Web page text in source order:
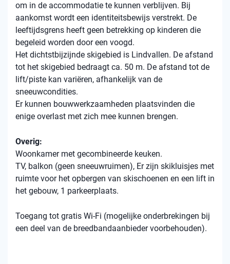
om in de accommodatie te kunnen verblijven. Bij
aankomst wordt een identiteitsbewijs verstrekt. De
leeftijdsgrens heeft geen betrekking op kinderen die
begeleid worden door een voogd.
Het dichtstbijzijnde skigebied is Lindvallen. De afstand
tot het skigebied bedraagt ca. 50 m. De afstand tot de
lift/piste kan variëren, afhankelijk van de
sneeuwcondities.
Er kunnen bouwwerkzaamheden plaatsvinden die
enige overlast met zich mee kunnen brengen.
Overig:
Woonkamer met gecombineerde keuken.
TV, balkon (geen sneeuwruimen), Er zijn skikluisjes met
ruimte voor het opbergen van skischoenen en een lift in
het gebouw, 1 parkeerplaats.
Toegang tot gratis Wi-Fi (mogelijke onderbrekingen bij
een deel van de breedbandaanbieder voorbehouden).